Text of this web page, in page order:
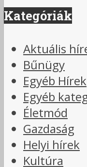
Kategóriák
Aktuális
Bűnügy
Egyéb Hírek
Egyéb
Életmód
Gazdaság
Helyi hírek
Kultúra